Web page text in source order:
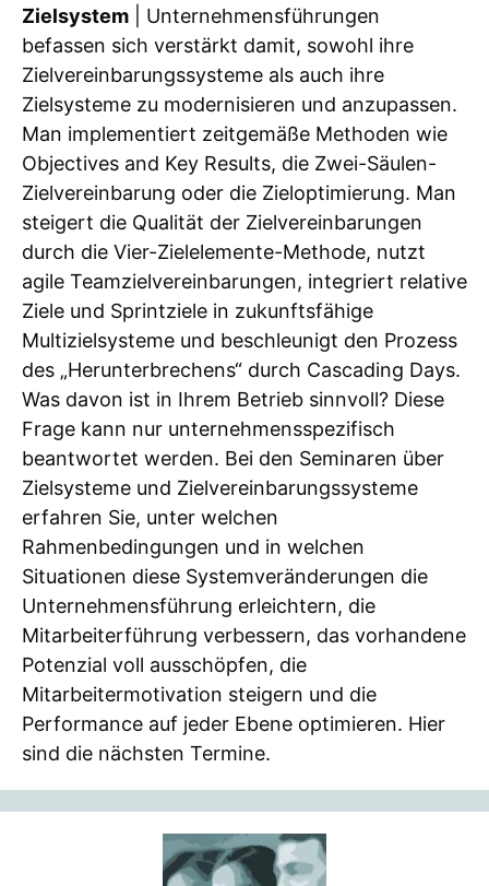
Zielsystem | Unternehmensführungen
befassen sich verstärkt damit, sowohl ihre
Zielvereinbarungssysteme als auch ihre
Zielsysteme zu modernisieren und anzupassen.
Man implementiert zeitgemäße Methoden wie
Objectives and Key Results, die Zwei-Säulen-
Zielvereinbarung oder die Zieloptimierung. Man
steigert die Qualität der Zielvereinbarungen
durch die Vier-Zielelemente-Methode, nutzt
agile Teamzielvereinbarungen, integriert relative
Ziele und Sprintziele in zukunftsfähige
Multizielsysteme und beschleunigt den Prozess
des „Herunterbrechens“ durch Cascading Days.
Was davon ist in Ihrem Betrieb sinnvoll? Diese
Frage kann nur unternehmensspezifisch
beantwortet werden. Bei den Seminaren über
Zielsysteme und Zielvereinbarungssysteme
erfahren Sie, unter welchen
Rahmenbedingungen und in welchen
Situationen diese Systemveränderungen die
Unternehmensführung erleichtern, die
Mitarbeiterführung verbessern, das vorhandene
Potenzial voll ausschöpfen, die
Mitarbeitermotivation steigern und die
Performance auf jeder Ebene optimieren. Hier
sind die nächsten Termine.